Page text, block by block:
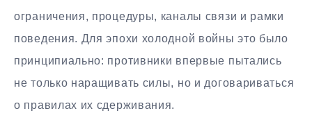
ограничения, процедуры, каналы связи и рамки
поведения. Для эпохи холодной войны это было
принципиально: противники впервые пытались
не только наращивать силы, но и договариваться
о правилах их сдерживания.